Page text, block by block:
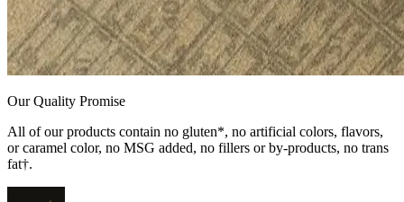
Our Quality Promise
All of our products contain no gluten*, no artificial colors, flavors,
or caramel color, no MSG added, no fillers or by-products, no trans
fat†.